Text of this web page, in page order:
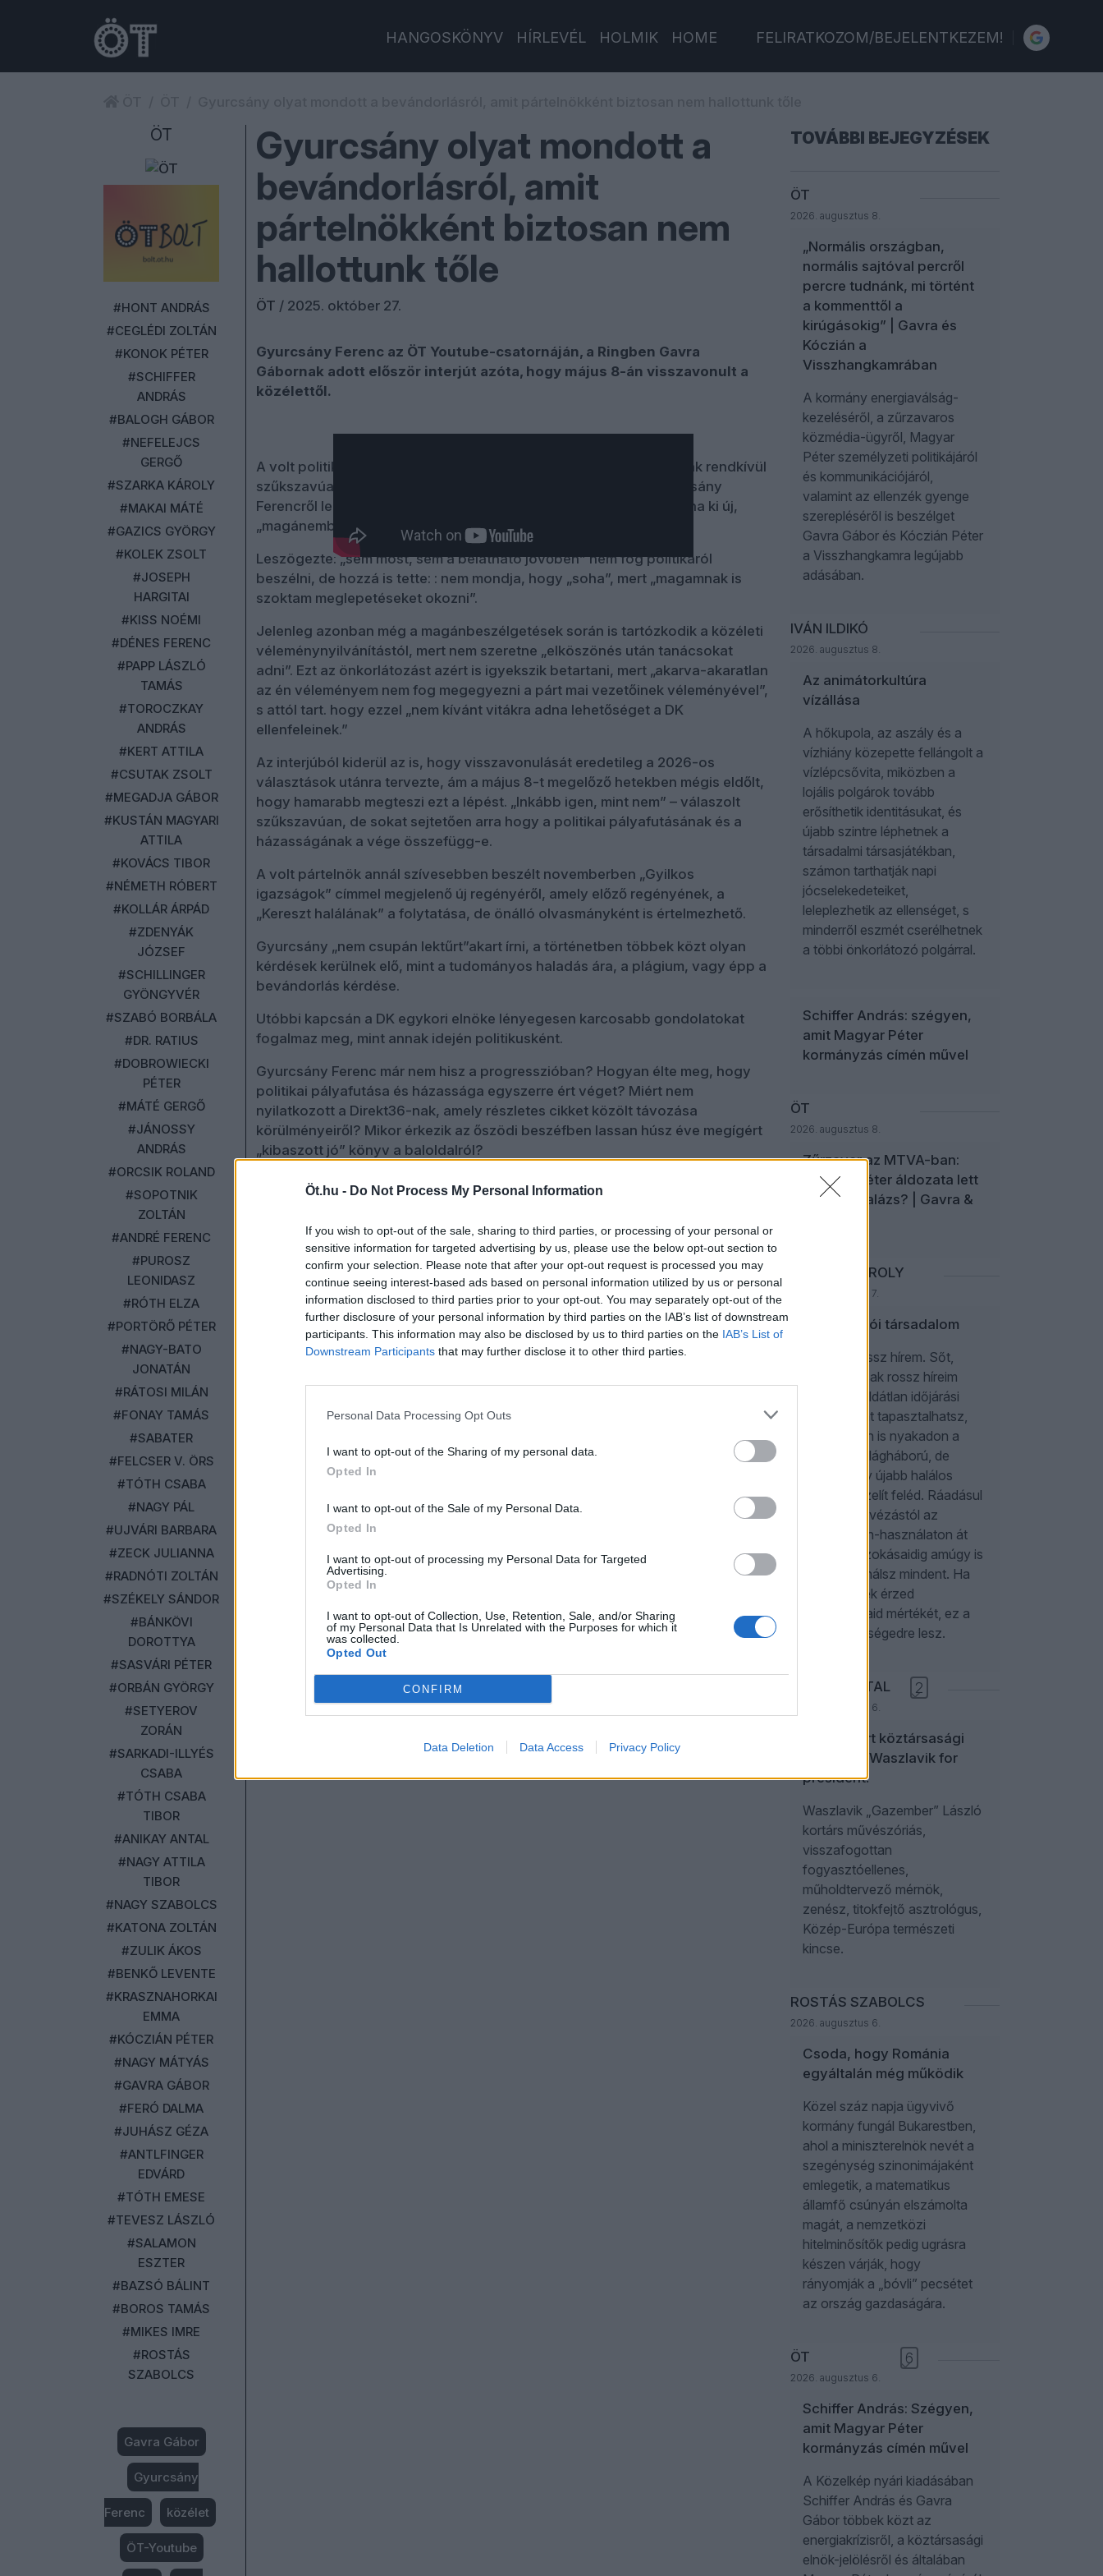
Öt.hu - Do Not Process My Personal Information
If you wish to opt-out of the sale, sharing to third parties, or processing of your personal or
sensitive information for targeted advertising by us, please use the below opt-out section to
confirm your selection. Please note that after your opt-out request is processed you may
continue seeing interest-based ads based on personal information utilized by us or personal
information disclosed to third parties prior to your opt-out. You may separately opt-out of the
further disclosure of your personal information by third parties on the IAB’s list of downstream
participants. This information may also be disclosed by us to third parties on the IAB’s List of
Downstream Participants that may further disclose it to other third parties.
Personal Data Processing Opt Outs
I want to opt-out of the Sharing of my personal data.
Opted In
I want to opt-out of the Sale of my Personal Data.
Opted In
I want to opt-out of processing my Personal Data for Targeted
Advertising.
Opted In
I want to opt-out of Collection, Use, Retention, Sale, and/or Sharing
of my Personal Data that Is Unrelated with the Purposes for which it
was collected.
Opted Out
CONFIRM
Data Deletion Data Access Privacy Policy
HANGOSKÖNYV HÍRLEVÉL HOLMIK HOME FELIRATKOZOM/BEJELENTKEZEM!
Gyurcsány olyat mondott a
bevándorlásról, amit
pártelnökként biztosan nem
hallottunk tőle
ÖT / 2025. október 27.
Gyurcsány Ferenc az ÖT Youtube-csatornáján, a Ringben Gavra
Gábornak adott először interjút azóta, hogy május 8-án visszavonult a
közélettől.
A volt politikus a műsorvezető kitartó próbálkozásai ellenére is csak rendkívül
szűkszavúan nyilatkozott politikai kérdésekről. Ám mégsem Gyurcsány
Ferencről lenne szó, ha egy-egy félmondatban nem kacsintott volna ki új,
„magánemberi” szerepköréből.
Leszögezte: „sem most, sem a belátható jövőben” nem fog politikáról
beszélni, de hozzá is tette: : nem mondja, hogy „soha”, mert „magamnak is
szoktam meglepetéseket okozni”.
Jelenleg azonban még a magánbeszélgetések során is tartózkodik a közéleti
véleménynyilvánítástól, mert nem szeretne „elköszönés után tanácsokat
adni”. Ezt az önkorlátozást azért is igyekszik betartani, mert „akarva-akaratlan
az én véleményem nem fog megegyezni a párt mai vezetőinek véleményével”,
s attól tart. hogy ezzel „nem kívánt vitákra adna lehetőséget a DK
ellenfeleinek.”
Az interjúból kiderül az is, hogy visszavonulását eredetileg a 2026-os
választások utánra tervezte, ám a május 8-t megelőző hetekben mégis eldőlt,
hogy hamarabb megteszi ezt a lépést. „Inkább igen, mint nem” – válaszolt
szűkszavúan, de sokat sejtetően arra hogy a politikai pályafutásának és a
házasságának a vége összefügg-e.
A volt pártelnök annál szívesebben beszélt novemberben „Gyilkos
igazságok” címmel megjelenő új regényéről, amely előző regényének, a
„Kereszt halálának” a folytatása, de önálló olvasmányként is értelmezhető.
Gyurcsány „nem csupán lektűrt”akart írni, a történetben többek közt olyan
kérdések kerülnek elő, mint a tudományos haladás ára, a plágium, vagy épp a
bevándorlás kérdése.
Utóbbi kapcsán a DK egykori elnöke lényegesen karcosabb gondolatokat
fogalmaz meg, mint annak idején politikusként.
Gyurcsány Ferenc már nem hisz a progresszióban? Hogyan élte meg, hogy
politikai pályafutása és házassága egyszerre ért véget? Miért nem
nyilatkozott a Direkt36-nak, amely részletes cikket közölt távozása
körülményeiről? Mikor érkezik az őszödi beszéfben lassan húsz éve megígért
„kibaszott jó” könyv a baloldalról?
Kiderül a műsorból.
Kommentek
Bejelentkezés
ÖT
#HONT ANDRÁS
#CEGLÉDI ZOLTÁN
#KONOK PÉTER
#SCHIFFER
ANDRÁS
#BALOGH GÁBOR
#NEFELEJCS
GERGŐ
#SZARKA KÁROLY
#MAKAI MÁTÉ
#GAZICS GYÖRGY
#KOLEK ZSOLT
#JOSEPH
HARGITAI
#KISS NOÉMI
#DÉNES FERENC
#PAPP LÁSZLÓ
TAMÁS
#TOROCZKAY
ANDRÁS
#KERT ATTILA
#CSUTAK ZSOLT
#MEGADJA GÁBOR
#KUSTÁN MAGYARI
ATTILA
#KOVÁCS TIBOR
#NÉMETH RÓBERT
#KOLLÁR ÁRPÁD
#ZDENYÁK
JÓZSEF
#SCHILLINGER
GYÖNGYVÉR
#SZABÓ BORBÁLA
#DR. RATIUS
#DOBROWIECKI
PÉTER
#MÁTÉ GERGŐ
#JÁNOSSY
ANDRÁS
#ORCSIK ROLAND
#SOPOTNIK
ZOLTÁN
#ANDRÉ FERENC
#PUROSZ
LEONIDASZ
#RÓTH ELZA
#PORTÖRŐ PÉTER
#NAGY-BATO
JONATÁN
#RÁTOSI MILÁN
#FONAY TAMÁS
#SABATER
#FELCSER V. ÖRS
#TÓTH CSABA
#NAGY PÁL
#UJVÁRI BARBARA
#ZECK JULIANNA
#RADNÓTI ZOLTÁN
#SZÉKELY SÁNDOR
#BÁNKÖVI
DOROTTYA
#SASVÁRI PÉTER
#ORBÁN GYÖRGY
#SETYEROV
ZORÁN
#SARKADI-ILLYÉS
CSABA
#TÓTH CSABA
TIBOR
#ANIKAY ANTAL
#NAGY ATTILA
TIBOR
#NAGY SZABOLCS
#KATONA ZOLTÁN
#ZULIK ÁKOS
#BENKŐ LEVENTE
#KRASZNAHORKAI
EMMA
#KÓCZIÁN PÉTER
#NAGY MÁTYÁS
#GAVRA GÁBOR
#FERÓ DALMA
#JUHÁSZ GÉZA
#ANTLFINGER
EDVÁRD
#TÓTH EMESE
#TEVESZ LÁSZLÓ
#SALAMON
ESZTER
#BAZSÓ BÁLINT
#BOROS TAMÁS
#MIKES IMRE
#ROSTÁS
SZABOLCS
Gavra Gábor
Gyurcsány
Ferenc közélet
ÖT-Youtube
TOVÁBBI BEJEGYZÉSEK
ÖT
2026. augusztus 8.
„Normális országban,
normális sajtóval percről
percre tudnánk, mi történt
a kommenttől a
kirúgásokig” | Gavra és
Kóczián a
Visszhangkamrában
A kormány energiaválság-
kezeléséről, a zűrzavaros
közmédia-ügyről, Magyar
Péter személyzeti politikájáról
és kommunikációjáról,
valamint az ellenzék gyenge
szerepléséről is beszélget
Gavra Gábor és Kóczián Péter
a Visszhangkamra legújabb
adásában.
IVÁN ILDIKÓ
2026. augusztus 8.
Az animátorkultúra
vízállása
A hőkupola, az aszály és a
vízhiány közepette fellángolt a
vízlépcsővita, miközben a
lojális polgárok tovább
erősíthetik identitásukat, és
újabb szintre léphetnek a
társadalmi társasjátékban,
számon tarthatják napi
jócselekedeteiket,
leleplezhetik az ellenséget, s
minderről eszmét cserélhetnek
a többi önkorlátozó polgárral.
Schiffer András: szégyen,
amit Magyar Péter
kormányzás címén művel
ÖT
2026. augusztus 8.
Zűrzavar az MTVA-ban:
Magyar Péter áldozata lett
Bodacz Balázs? | Gavra &
SZARKA KÁROLY
2026. augusztus 7.
Nyomasztói társadalom
Van egy rossz hírem. Sőt,
igazából csak rossz híreim
vannak. Példátlan időjárási
anomáliákat tapasztalhatsz,
és különben is nyakadon a
harmadik világháború, de
addig is egy újabb halálos
járvány közelít feléd. Ráadásul
a reggeli kávézástól az
okostelefon-használaton át
az alvási szokásaidig amúgy is
rosszul csinálsz mindent. Ha
elégtelennek érzed
szorongásaid mértékét, ez a
cikk a segítségedre lesz.
ANIKAY ANTAL
2026. augusztus 6.
2
Gazembert köztársasági
elnöknek! Waszlavik for
president!
Waszlavik „Gazember” László
kortárs művészóriás,
visszafogottan
fogyasztóellenes,
műholdtervező mérnök,
zenész, titokfejtő asztrológus,
Közép-Európa természeti
kincse.
ROSTÁS SZABOLCS
2026. augusztus 6.
Csoda, hogy Románia
egyáltalán még működik
Közel száz napja ügyvivő
kormány fungál Bukarestben,
ahol a miniszterelnök nevét a
szegénység szinonimájaként
emlegetik, a matematikus
államfő csúnyán elszámolta
magát, a nemzetközi
hitelminősítők pedig ugrásra
készen várják, hogy
rányomják a „bóvli” pecsétet
az ország gazdaságára.
ÖT
2026. augusztus 6.
6
Schiffer András: Szégyen,
amit Magyar Péter
kormányzás címén művel
A Közelkép nyári kiadásában
Schiffer András és Gavra
Gábor többek közt az
energiakrízisről, a köztársasági
elnök-jelölésről és általában